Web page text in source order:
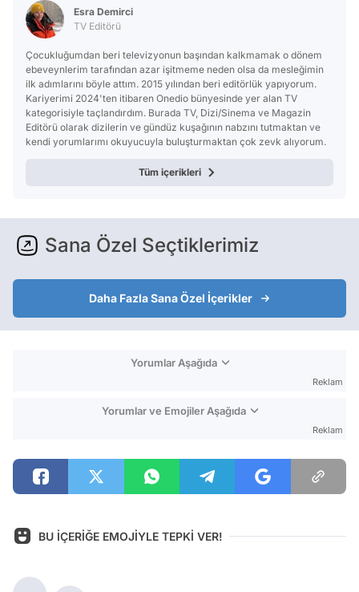
Esra Demirci
TV Editörü
Çocukluğumdan beri televizyonun başından kalkmamak o dönem
ebeveynlerim tarafından azar işitmeme neden olsa da mesleğimin
ilk adımlarını böyle attım. 2015 yılından beri editörlük yapıyorum.
Kariyerimi 2024'ten itibaren Onedio bünyesinde yer alan TV
kategorisiyle taçlandırdım. Burada TV, Dizi/Sinema ve Magazin
Editörü olarak dizilerin ve gündüz kuşağının nabzını tutmaktan ve
kendi yorumlarımı okuyucuyla buluşturmaktan çok zevk alıyorum.
Tüm içerikleri
Sana Özel Seçtiklerimiz
Daha Fazla Sana Özel İçerikler
Yorumlar Aşağıda
Reklam
Yorumlar ve Emojiler Aşağıda
Reklam
BU İÇERİĞE EMOJİYLE TEPKİ VER!